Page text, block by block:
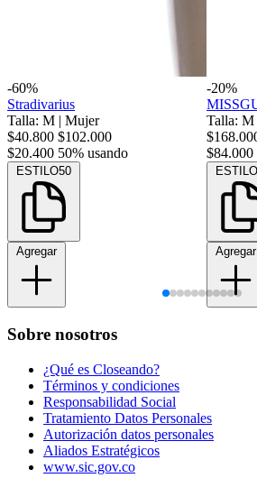
-60%
Stradivarius
Talla: M | Mujer
$40.800 $102.000
$20.400 50% usando
ESTILO50
Agregar
-20%
Talla: M
$84.000
Agregar
Sobre nosotros
¿Qué es Closeando?
Términos y condiciones
Responsabilidad Social
Tratamiento Datos Personales
Autorización datos personales
Aliados Estratégicos
www.sic.gov.co